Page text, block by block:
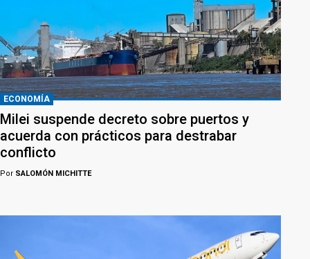
ECONOMÍA
Milei suspende decreto sobre puertos y
acuerda con prácticos para destrabar
conflicto
Por SALOMÓN MICHITTE